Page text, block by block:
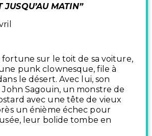
JUSQU’AU MATIN”
fortune sur le toit de sa voiture,
punk clownesque, file à
le désert. Avec lui, son
Sagouin, un monstre de
avec une tête de vieux
un énième échec pour
leur bolide tombe en